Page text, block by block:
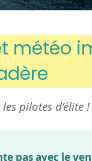
météo
pilotes d’élite !
pas avec le